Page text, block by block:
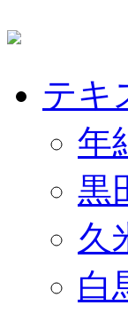
テキ
年
黒
久
白